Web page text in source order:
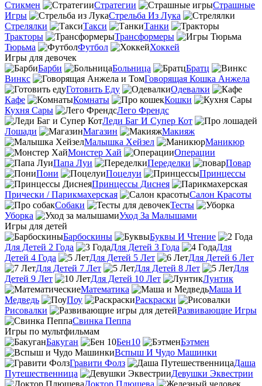
Стикмен
Стратегии
Страшные
Игры
Стрельба Из Лука
Стрелялки
Такси
Танки
Тракторы
Трансформеры
Тюрьма
Футбол
Хоккей
Игры для девочек
Барби
Больница
Братц
Винкс
Говорящая Кошка Анжела
Готовить Еду
Одевалки
Кафе
Комнаты
Кошки
Кухня Сары
Лего Френдс
Леди Баг И Супер Кот
Лошади
Магазин
Макияж
Малышка Хейзел
Маникюр
Монстер Хай
Операции
Папа Луи
Переделки
Повар
Пони
Поцелуи
Принцессы
Принцессы Диснея
Прически / Парикмахерская
Салон Красоты
Собаки
Тесты
Уборка
Уход За Малышами
Игры для детей
Барбоскины
Буквы И Чтение
Для Детей 2 Года
Для Детей 3 Года
Для
Детей 4 Года
Для Детей 5 Лет
Для Детей 6 Лет
Для Детей 7 Лет
Для Детей 8 Лет
Для
Детей 9 Лет
Для Детей 10 Лет
Лунтик
Математика
Маша И
Медведь
Поу
Раскраски
Рисовалки
Развивающие Игры
Свинка Пеппа
Игры по мультфильмам
Бакуган
Бен10
Бэтмен
Вспыш И Чудо Машинки
Гравити Фолз
Даша
Путешественница
Девушки Эквестрии
Доктор Плюшева